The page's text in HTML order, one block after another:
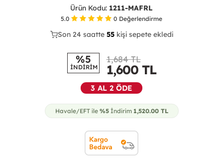
Ürün Kodu: 1211-MAFRL
5.0 0 Değerlendirme
33
Son 24 saatte 57 kişi sepete ekledi
23
%5
İNDİRİM
1,684 TL
1,600TL
3 AL 2 ÖDE
Havale/EFT ile %5İndirim 1,520.00TL